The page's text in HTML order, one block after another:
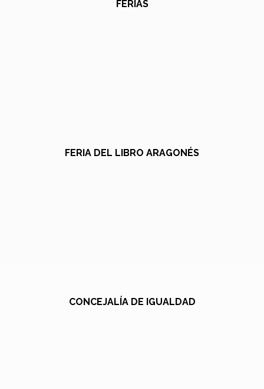
FERIAS
FERIA DEL LIBRO ARAGONÉS
CONCEJALÍA DE IGUALDAD